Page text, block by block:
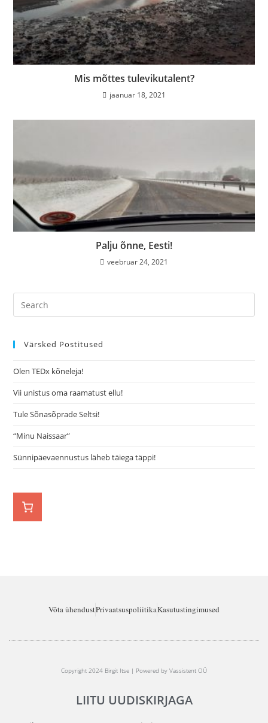
Mis mõttes tulevikutalent?
jaanuar 18, 2021
Palju õnne, Eesti!
veebruar 24, 2021
Värsked Postitused
Olen TEDx kõneleja!
Vii unistus oma raamatust ellu!
Tule Sõnasõprade Seltsi!
“Minu Naissaar”
Sünnipäevaennustus läheb täiega täppi!
Võta ühendustPrivaatsuspoliitikaKasutustingimused
Copyright 2024 Birgit Itse | Powered by Vassistent OÜ
LIITU UUDISKIRJAGA